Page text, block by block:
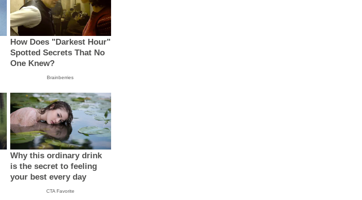
How Does "Darkest Hour"
Spotted Secrets That No
One Knew?
Brainberries
Why this ordinary drink
is the secret to feeling
your best every day
CTA Favorite